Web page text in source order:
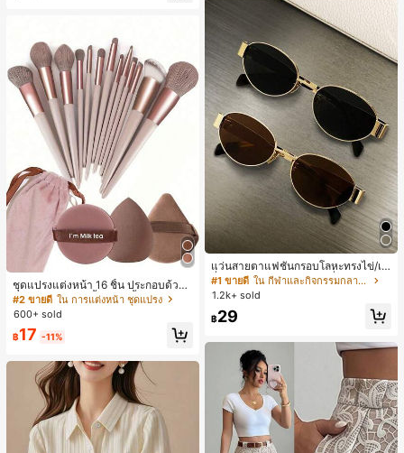
ชุดแปรงแต่งหน้า 16 ชิ้น ประกอบด้วยแ
ปรงแต่งหน้า 13 ชิ้น, ฟองน้ำแต่งหน้ารู
ปหยดน้ำ 1 ชิ้น, แปรงแป้งรองพื้นกลม 1
ชิ้น และฟองน้ำแต่งหน้ารูปสามเหลี่ยม
1 ชิ้น - ชุดคลาสสิก ทำจากขนสังเคราะ
ห์นุ่มและเป็นมิตรต่อผิว เหมาะสำหรับผู้
หญิงและเด็กผู้หญิง เหมาะสำหรับฤดูใบ
ไม้ร่วงและฤดูหนาว
#2 ขายดี ใน การแต่งหน้า ชุดแปรง
600+ sold
฿17 -11%
แว่นสายตาแฟชั่นกรอบโลหะทรงไข่/เห
ลี่ยมสำหรับผู้หญิง (กรอบครึ่ง), เหมาะ
สำหรับใส่ในชีวิตประจำวันและกิจกรรม
#1 ขายดี
ใน กีฬาและกิจกรรมกลางแจ้ง
1.2k+ sold
฿29